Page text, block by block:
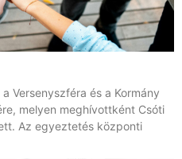
Versenyszféra és a Kormány
melyen meghívottként Csóti
Az egyeztetés központi